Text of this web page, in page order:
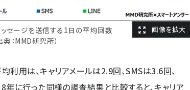
ッセージを送信する1日の平均回数
典：MMD研究所）
利用は、キャリアメールは2.9回、SMSは3.6回、
に行った同様の調査結果と比較すると、キャリア